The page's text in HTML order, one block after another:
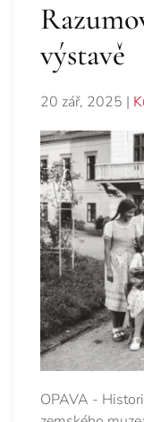
výstavě
20 zář, 2025 |
OPAVA -